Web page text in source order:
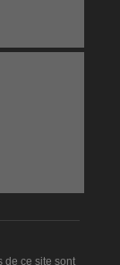
de ce site sont